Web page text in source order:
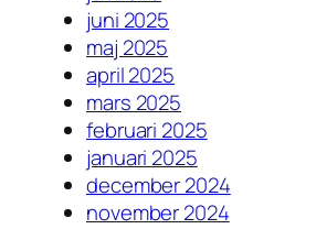
juni 2025
maj 2025
april 2025
mars 2025
februari 2025
januari 2025
december 2024
november 2024